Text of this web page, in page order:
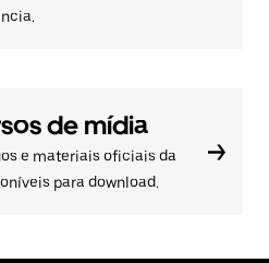
de mídia
e materiais oficiais da
para download.